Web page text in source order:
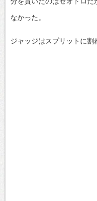
なかった。
ジャッジはスプリットに割